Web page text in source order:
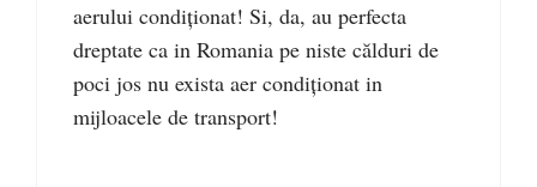
aerului condiționat! Si, da, au perfecta
dreptate ca in Romania pe niste călduri de
poci jos nu exista aer condiționat in
mijloacele de transport!